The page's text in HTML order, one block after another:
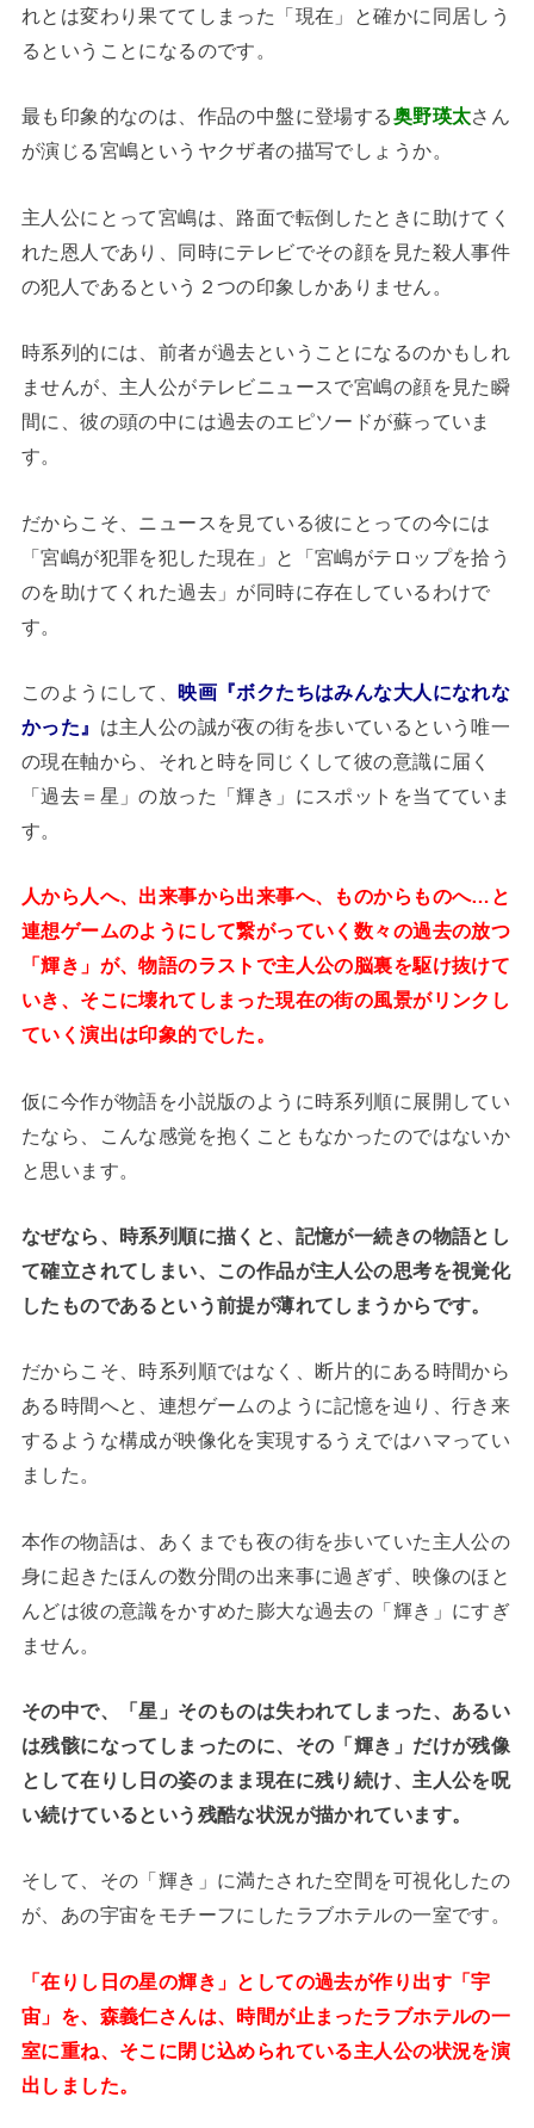
れとは変わり果ててしまった「現在」と確かに同居しう
るということになるのです。
最も印象的なのは、作品の中盤に登場する奥野瑛太さん
が演じる宮嶋というヤクザ者の描写でしょうか。
主人公にとって宮嶋は、路面で転倒したときに助けてく
れた恩人であり、同時にテレビでその顔を見た殺人事件
の犯人であるという２つの印象しかありません。
時系列的には、前者が過去ということになるのかもしれ
ませんが、主人公がテレビニュースで宮嶋の顔を見た瞬
間に、彼の頭の中には過去のエピソードが蘇っていま
す。
だからこそ、ニュースを見ている彼にとっての今には
「宮嶋が犯罪を犯した現在」と「宮嶋がテロップを拾う
のを助けてくれた過去」が同時に存在しているわけで
す。
このようにして、映画『ボクたちはみんな大人になれな
かった』 は主人公の誠が夜の街を歩いているという唯一
の現在軸から、それと時を同じくして彼の意識に届く
「過去＝星」の放った「輝き」にスポットを当てていま
す。
人から人へ、出来事から出来事へ、ものからものへ…と
連想ゲームのようにして繋がっていく数々の過去の放つ
「輝き」が、物語のラストで主人公の脳裏を駆け抜けて
いき、そこに壊れてしまった現在の街の風景がリンクし
ていく演出は印象的でした。
仮に今作が物語を小説版のように時系列順に展開してい
たなら、こんな感覚を抱くこともなかったのではないか
と思います。
なぜなら、時系列順に描くと、記憶が一続きの物語とし
て確立されてしまい、この作品が主人公の思考を視覚化
したものであるという前提が薄れてしまうからです。
だからこそ、時系列順ではなく、断片的にある時間から
ある時間へと、連想ゲームのように記憶を辿り、行き来
するような構成が映像化を実現するうえではハマってい
ました。
本作の物語は、あくまでも夜の街を歩いていた主人公の
身に起きたほんの数分間の出来事に過ぎず、映像のほと
んどは彼の意識をかすめた膨大な過去の「輝き」にすぎ
ません。
その中で、「星」そのものは失われてしまった、あるい
は残骸になってしまったのに、その「輝き」だけが残像
として在りし日の姿のまま現在に残り続け、主人公を呪
い続けているという残酷な状況が描かれています。
そして、その「輝き」に満たされた空間を可視化したの
が、あの宇宙をモチーフにしたラブホテルの一室です。
「在りし日の星の輝き」としての過去が作り出す「宇
宙」を、森義仁さんは、時間が止まったラブホテルの一
室に重ね、そこに閉じ込められている主人公の状況を演
出しました。